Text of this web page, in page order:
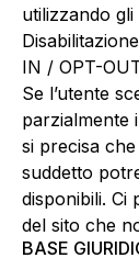
utilizzando
IN / OPT-
Se l’utente
parzialmente
si precisa
suddetto
disponibili. Ci
del sito che
BASE